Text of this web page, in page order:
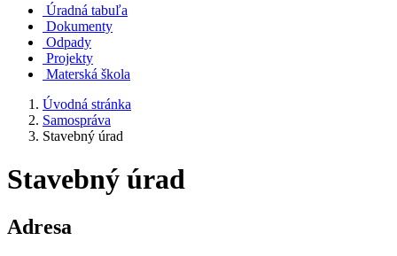
Úradná tabuľa
Dokumenty
Odpady
Projekty
Materská škola
Úvodná stránka
Samospráva
Stavebný úrad
Stavebný úrad
Adresa